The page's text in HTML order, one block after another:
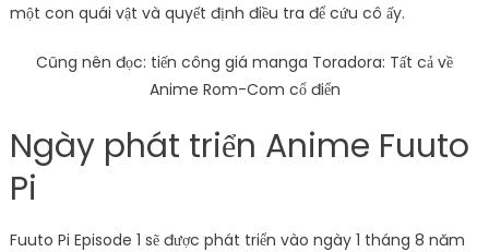
một con quái vật và quyết định điều tra để cứu cô ấy.
Cũng nên đọc: tiến công giá manga Toradora: Tất cả về
Anime Rom-Com cổ điển
Ngày phát triển Anime Fuuto
Pi
Fuuto Pi Episode 1 sẽ được phát triển vào ngày 1 tháng 8 năm